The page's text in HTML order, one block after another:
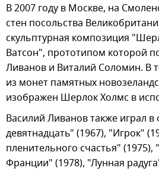
В 2007 году в Москве, на
стен посольства
скульптурная композиция
Ватсон", прототипом которой
Ливанов и Виталий Соломин. В
из монет памятных
изображен Шерлок Холмс в
Василий Ливанов также играл
девятнадцать" (1967), "Игрок"
пленительного счастья" (1975),
Франции" (1978), "Лунная